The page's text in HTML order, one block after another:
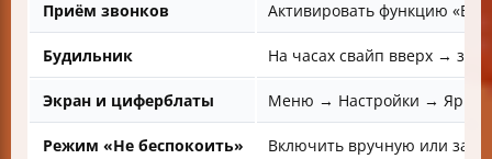
Приём звонков Активировать функцию
Будильник На часах свайп вверх →
Экран и циферблаты Меню → Настройки →
Режим «Не беспокоить» Включить вручную или